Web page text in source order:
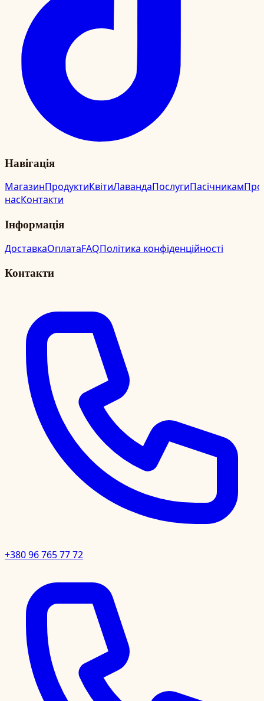
Навігація
МагазинПродуктиКвітиЛавандаПослугиПасічникамПро
насКонтакти
Інформація
ДоставкаОплатаFAQПолітика конфіденційності
Контакти
+380 96 765 77 72